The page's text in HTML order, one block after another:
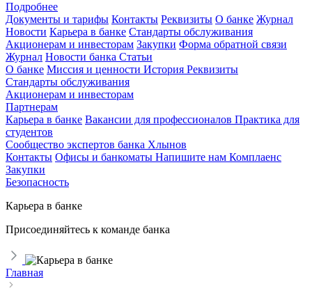
Подробнее
Документы и тарифы Контакты Реквизиты О банке Журнал
Новости Карьера в банке Стандарты обслуживания
Акционерам и инвесторам Закупки Форма обратной связи
Журнал Новости банка Статьи
О банке Миссия и ценности История Реквизиты
Стандарты обслуживания
Акционерам и инвесторам
Партнерам
Карьера в банке Вакансии для профессионалов Практика для
студентов
Сообщество экспертов банка Хлынов
Контакты Офисы и банкоматы Напишите нам Комплаенс
Закупки
Безопасность
Карьера в банке
Присоединяйтесь к команде банка
Главная